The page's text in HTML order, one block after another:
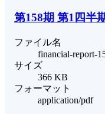
第158期 第1四半
ファイル名
financial-report-
サイズ
366 KB
フォーマット
application/pdf